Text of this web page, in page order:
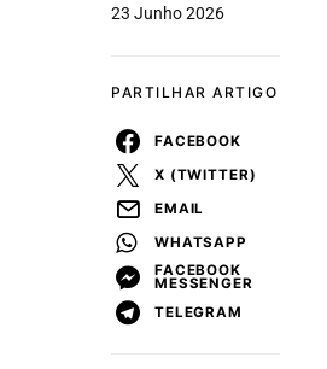
23 Junho 2026
PARTILHAR ARTIGO
FACEBOOK
X (TWITTER)
EMAIL
WHATSAPP
FACEBOOK
MESSENGER
TELEGRAM